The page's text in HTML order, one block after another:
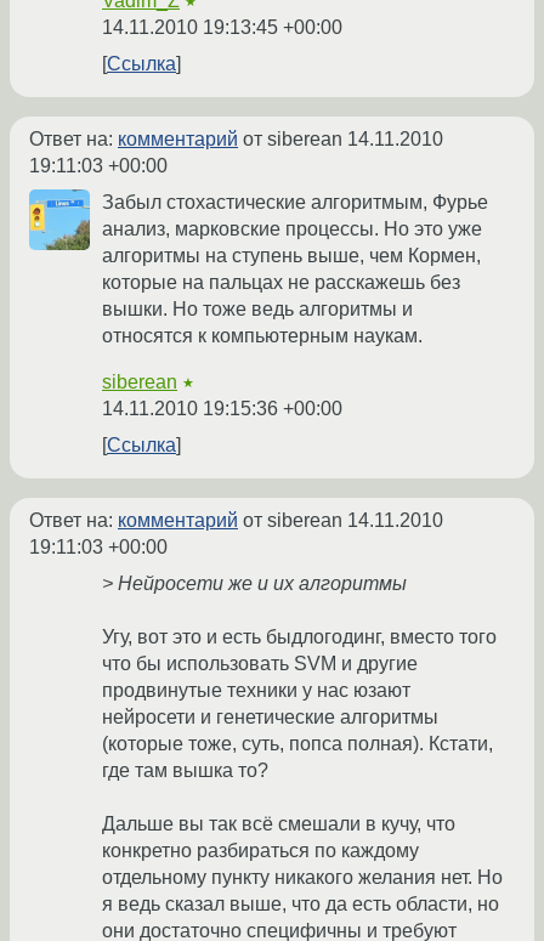
14.11.2010 19:13:45 +00:00
Ссылка
Ответ на: комментарий от siberean 14.11.2010
19:11:03 +00:00
Забыл стохастические алгоритмым, Фурье
анализ, марковские процессы. Но это уже
алгоритмы на ступень выше, чем Кормен,
которые на пальцах не расскажешь без
вышки. Но тоже ведь алгоритмы и
относятся к компьютерным наукам.
siberean ★
14.11.2010 19:15:36 +00:00
Ссылка
Ответ на: комментарий от siberean 14.11.2010
19:11:03 +00:00
> Нейросети же и их алгоритмы
Угу, вот это и есть быдлогодинг, вместо того
что бы использовать SVM и другие
продвинутые техники у нас юзают
нейросети и генетические алгоритмы
(которые тоже, суть, попса полная). Кстати,
где там вышка то?
Дальше вы так всё смешали в кучу, что
конкретно разбираться по каждому
отдельному пункту никакого желания нет. Но
я ведь сказал выше, что да есть области, но
они достаточно специфичны и требуют